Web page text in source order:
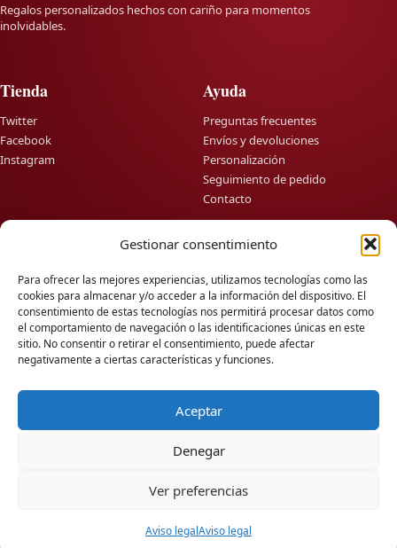
Gestionar consentimiento
Para ofrecer las mejores experiencias, utilizamos tecnologías como las
cookies para almacenar y/o acceder a la información del dispositivo. El
consentimiento de estas tecnologías nos permitirá procesar datos como
el comportamiento de navegación o las identificaciones únicas en este
sitio. No consentir o retirar el consentimiento, puede afectar
negativamente a ciertas características y funciones.
Aceptar
Denegar
Ver preferencias
Aviso legalAviso legal
Regalos personalizados hechos con cariño para momentos
inolvidables.
Tienda
Twitter
Facebook
Instagram
Ayuda
Preguntas frecuentes
Envíos y devoluciones
Personalización
Seguimiento de pedido
Contacto
Sobre nosotros
Blog
Condiciones de uso
Política de privacidad
Política de cookies
Contacto
info@lausearte.com
+34666709991
Envíos a toda España
© 2026 Lause Arte. Todos los derechos reservados.